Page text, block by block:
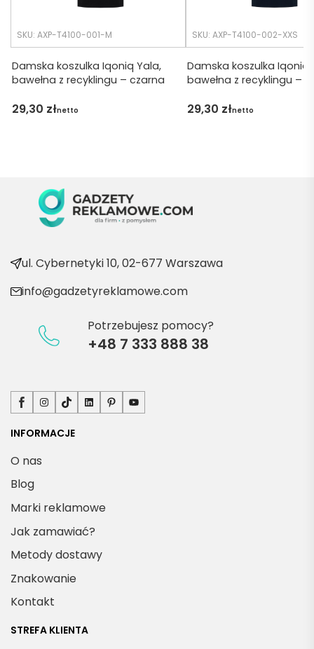
tko się
Dzięku
ję za
obsłu
pani
kty
SKU: AXP-T4100-001-M
Damska koszulka Iqoniq Yala,
bawełna z recyklingu – czarna
29,30 złnetto
SKU: AXP-T4100-002-XXS
Damska koszulka Iqoniq
bawełna z recyklingu –
29,30 złnetto
ul. Cybernetyki 10, 02-677 Warszawa
info@gadzetyreklamowe.com
Potrzebujesz pomocy?
+48 7 333 888 38
Facebook
Instagram
TikTokLinkedInPinterestYouTube
INFORMACJE
O nas
Blog
Marki reklamowe
Jak zamawiać?
Metody dostawy
Znakowanie
Kontakt
STREFA KLIENTA